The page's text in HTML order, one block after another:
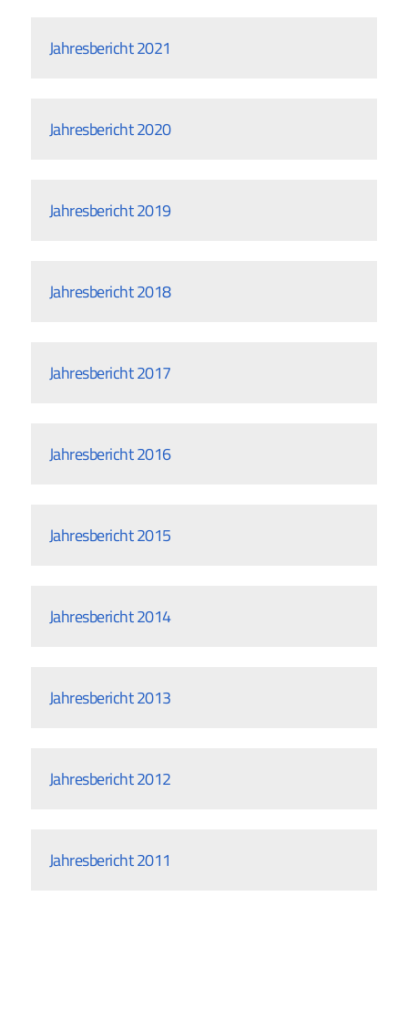
Jahresbericht 2021
Jahresbericht 2020
Jahresbericht 2019
Jahresbericht 2018
Jahresbericht 2017
Jahresbericht 2016
Jahresbericht 2015
Jahresbericht 2014
Jahresbericht 2013
Jahresbericht 2012
Jahresbericht 2011